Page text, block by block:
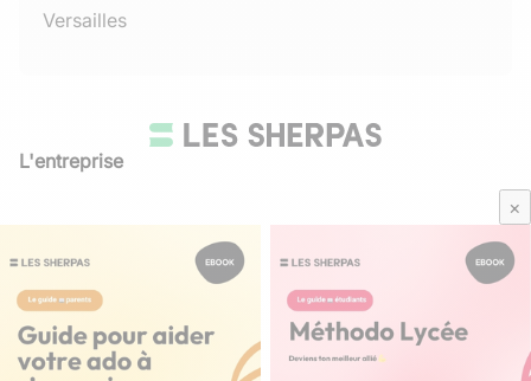
×
Versailles
L'entreprise
Média Parents
Mentions légales
Besoin d'aide ?